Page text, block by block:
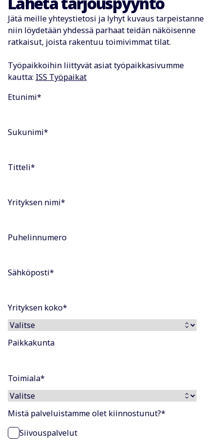
Katso sijainti
Rovaniemi
Aittatie 1, 96100 Rovaniemi
Seinäjoki
Lavaväylä 5, 60100 Seinäjoki
Katso sijainti
Tampere
Virtaviiva 9 D, 65320 Vaasa
Katso sijainti
Jätä meille yhteystietosi ja lyhyt kuvaus tarpeistanne
niin löydetään yhdessä parhaat teidän näköisenne
ratkaisut, joista rakentuu toimivimmat tilat.
Työpaikkoihin liittyvät asiat työpaikkasivumme
kautta: ISS Työpaikat
Etunimi*
Sukunimi*
Titteli*
Yrityksen nimi*
Puhelinnumero
Sähköposti*
Yrityksen koko*
Paikkakunta
Toimiala*
Mistä palveluistamme olet kiinnostunut?*
Siivouspalvelut